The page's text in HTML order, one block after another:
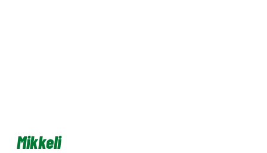
Mikkeli